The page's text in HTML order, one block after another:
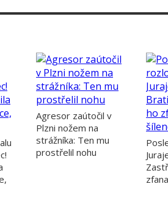
Agresor zaútočil v
Plzni nožem na
strážníka: Ten mu
prostřelil nohu